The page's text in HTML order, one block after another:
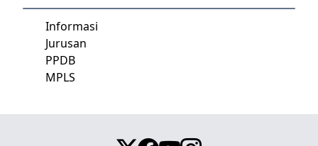
Informasi
Jurusan
PPDB
MPLS